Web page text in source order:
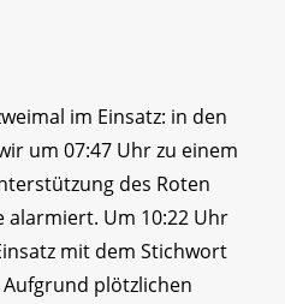
im Einsatz: in den
um 07:47 Uhr zu einem
des Roten
alarmiert. Um 10:22 Uhr
mit dem Stichwort
Aufgrund plötzlichen